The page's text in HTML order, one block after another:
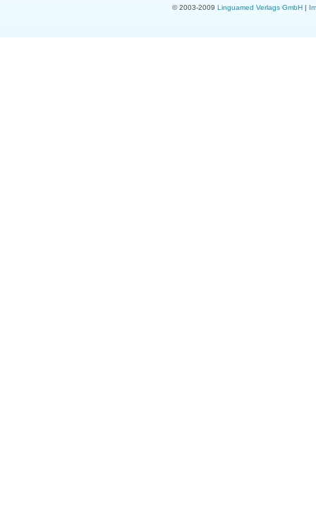
© 2003-2009 Linguamed Verlags GmbH|